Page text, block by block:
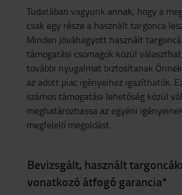
Tudatában vagyunk annak, hogy a
csak egy része a használt targonca
Minden jóváhagyott használt
támogatási csomagok közül
további nyugalmat biztosítanak
az adott piac igényeihez igazíthatók.
számos támogatási lehetőség közül
meghatározhassa az egyéni
megfelelő megoldást.
Bevizsgált, használt
vonatkozó átfogó garancia*